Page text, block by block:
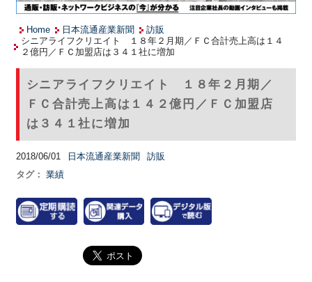
Home 日本流通産業新聞
訪販
シニアライフクリエイト １８年２月期／ＦＣ合計売上高は１４
２億円／ＦＣ加盟店は３４１社に増加
シニアライフクリエイト １８年２月期／
ＦＣ合計売上高は１４２億円／ＦＣ加盟店
は３４１社に増加
2018/06/01 日本流通産業新聞
訪販
タグ： 業績